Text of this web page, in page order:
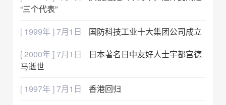
“三个代表”
[ 1999年 ] 7月1日
国防科技工业十大集团公司成立
[ 2000年 ] 7月1日
日本著名日中友好人士宇都宫德
马逝世
[ 1997年 ] 7月1日
香港回归